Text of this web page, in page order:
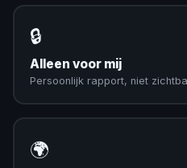
🔒
Alleen voor mij
Persoonlijk rapport, niet
🌍